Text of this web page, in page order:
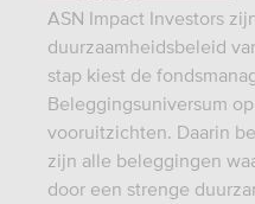
ASN Impact Investors
duurzaamheidsbeleid
stap kiest de
Beleggingsuniversum
vooruitzichten. Daarin
zijn alle beleggingen
door een strenge